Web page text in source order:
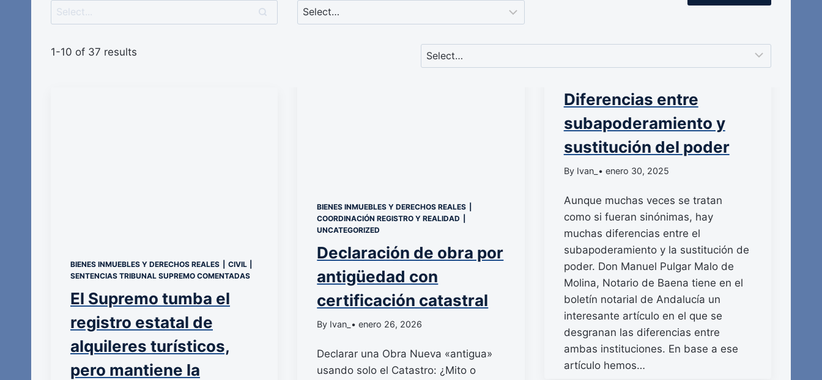
1-10 of 37 results
BIENES INMUEBLES Y DERECHOS REALES CIVIL
SENTENCIAS TRIBUNAL SUPREMO COMENTADAS
El Supremo tumba el
registro estatal de
alquileres turísticos,
pero mantiene la
BIENES INMUEBLES Y DERECHOS REALES
COORDINACIÓN REGISTRO Y REALIDAD
UNCATEGORIZED
Declaración de obra por
antigüedad con
certificación catastral
By Ivan_ • enero 26, 2026
Declarar una Obra Nueva «antigua»
usando solo el Catastro: ¿Mito o
Diferencias entre
subapoderamiento y
sustitución del poder
By Ivan_ • enero 30, 2025
Aunque muchas veces se tratan
como si fueran sinónimas, hay
muchas diferencias entre el
subapoderamiento y la sustitución de
poder. Don Manuel Pulgar Malo de
Molina, Notario de Baena tiene en el
boletín notarial de Andalucía un
interesante artículo en el que se
desgranan las diferencias entre
ambas instituciones. En base a ese
artículo hemos…